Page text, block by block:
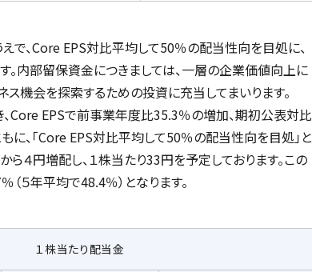
、Core EPS対比平均して50％の配当性向を目処に、
内部留保資金につきましては、一層の企業価値向上に
機会を探索するための投資に充当してまいります。
Core EPSで前事業年度比35.3％の増加、期初公表対比
に、「Core EPS対比平均して50％の配当性向を目処」と
４円増配し、１株当たり33円を予定しております。この
５年平均で48.4％）となります。
１株当たり配当金